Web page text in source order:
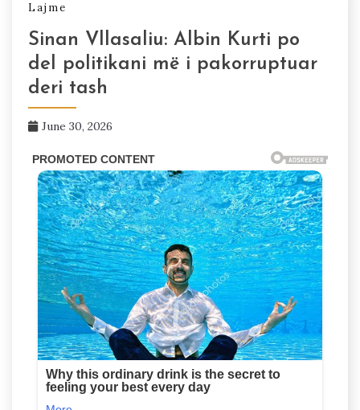
Lajme
Sinan Vllasaliu: Albin Kurti po
del politikani më i pakorruptuar
deri tash
June 30, 2026